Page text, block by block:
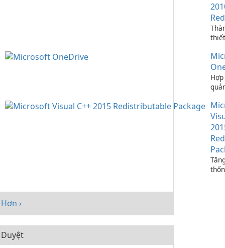
C++
Hơn ›
Duyệt